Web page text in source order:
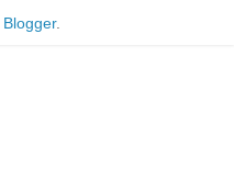
Blogger.